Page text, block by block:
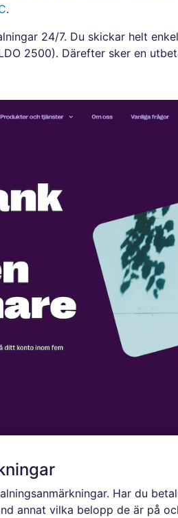
.
24/7. Du skickar helt
2500). Därefter sker en
Har du
annat vilka belopp de är på